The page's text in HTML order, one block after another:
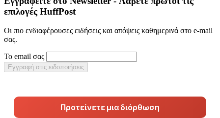
επιλογές HuffPost
Οι πιο ενδιαφέρουσες ειδήσεις και απόψεις καθημερινά στο e-mail
σας.
Το email σας
Εγγραφή στις ειδοποιήσεις
Προτείνετε μια διόρθωση